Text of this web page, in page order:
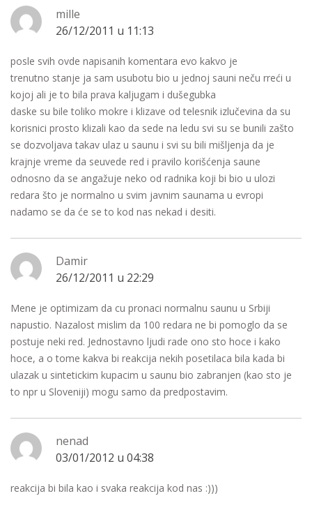
mille
26/12/2011 u 11:13
posle svih ovde napisanih komentara evo kakvo je
trenutno stanje ja sam usubotu bio u jednoj sauni neču rreći u
kojoj ali je to bila prava kaljugam i dušegubka
daske su bile toliko mokre i klizave od telesnik izlučevina da su
korisnici prosto klizali kao da sede na ledu svi su se bunili zašto
se dozvoljava takav ulaz u saunu i svi su bili mišljenja da je
krajnje vreme da seuvede red i pravilo korišćenja saune
odnosno da se angažuje neko od radnika koji bi bio u ulozi
redara što je normalno u svim javnim saunama u evropi
nadamo se da će se to kod nas nekad i desiti.
Damir
26/12/2011 u 22:29
Mene je optimizam da cu pronaci normalnu saunu u Srbiji
napustio. Nazalost mislim da 100 redara ne bi pomoglo da se
postuje neki red. Jednostavno ljudi rade ono sto hoce i kako
hoce, a o tome kakva bi reakcija nekih posetilaca bila kada bi
ulazak u sintetickim kupacim u saunu bio zabranjen (kao sto je
to npr u Sloveniji) mogu samo da predpostavim.
nenad
03/01/2012 u 04:38
reakcija bi bila kao i svaka reakcija kod nas :)))